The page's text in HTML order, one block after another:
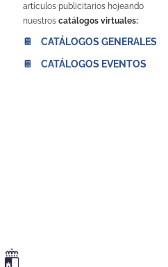
artículos publicitarios hojeando
nuestros catálogos virtuales:
📔 CATÁLOGOS GENERALES
📔 CATÁLOGOS EVENTOS